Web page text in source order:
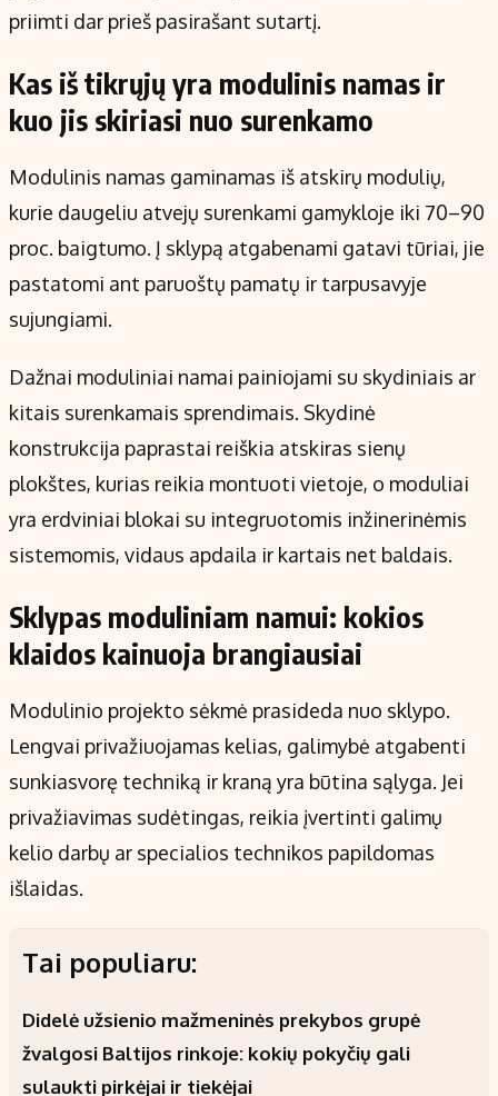
priimti dar prieš pasirašant sutartį.
Kas iš tikrųjų yra modulinis namas ir
kuo jis skiriasi nuo surenkamo
Modulinis namas gaminamas iš atskirų modulių,
kurie daugeliu atvejų surenkami gamykloje iki 70–90
proc. baigtumo. Į sklypą atgabenami gatavi tūriai, jie
pastatomi ant paruoštų pamatų ir tarpusavyje
sujungiami.
Dažnai moduliniai namai painiojami su skydiniais ar
kitais surenkamais sprendimais. Skydinė
konstrukcija paprastai reiškia atskiras sienų
plokštes, kurias reikia montuoti vietoje, o moduliai
yra erdviniai blokai su integruotomis inžinerinėmis
sistemomis, vidaus apdaila ir kartais net baldais.
Sklypas moduliniam namui: kokios
klaidos kainuoja brangiausiai
Modulinio projekto sėkmė prasideda nuo sklypo.
Lengvai privažiuojamas kelias, galimybė atgabenti
sunkiasvorę techniką ir kraną yra būtina sąlyga. Jei
privažiavimas sudėtingas, reikia įvertinti galimų
kelio darbų ar specialios technikos papildomas
išlaidas.
Tai populiaru:
Didelė užsienio mažmeninės prekybos grupė
žvalgosi Baltijos rinkoje: kokių pokyčių gali
sulaukti pirkėjai ir tiekėjai